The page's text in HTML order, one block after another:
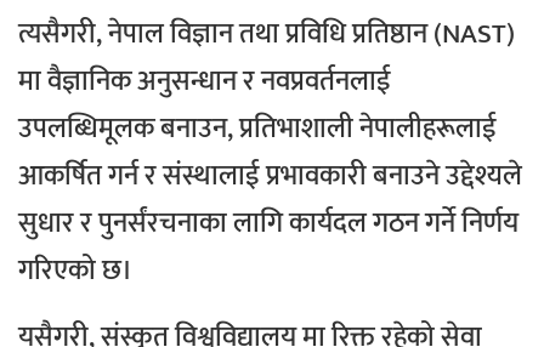
त्यसैगरी, नेपाल विज्ञान तथा प्रविधि प्रतिष्ठान (NAST)
मा वैज्ञानिक अनुसन्धान र नवप्रवर्तनलाई
उपलब्धिमूलक बनाउन, प्रतिभाशाली नेपालीहरूलाई
आकर्षित गर्न र संस्थालाई प्रभावकारी बनाउने उद्देश्यले
सुधार र पुनर्संरचनाका लागि कार्यदल गठन गर्ने निर्णय
गरिएको छ।
यसैगरी, संस्कृत विश्वविद्यालय मा रिक्त रहेको सेवा